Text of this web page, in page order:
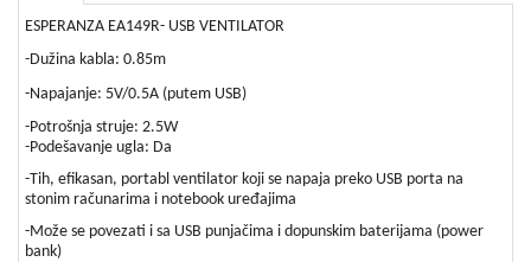
decu
ESPERANZA EA149R- USB VENTILATOR
-Dužina kabla: 0.85m
-Napajanje: 5V/0.5A (putem USB)
-Potrošnja struje: 2.5W
-Podešavanje ugla: Da
-Tih, efikasan, portabl ventilator koji se napaja preko USB porta na
stonim računarima i notebook uređajima
-Može se povezati i sa USB punjačima i dopunskim baterijama (power
bank)